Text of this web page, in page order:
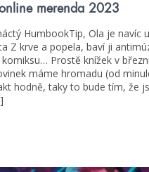
merenda 2023
HumbookTip, Ola je navíc
Z krve a popela, baví ji
komiksu… Prostě knížek v
máme hromadu (od
hodně, taky to bude tím, že